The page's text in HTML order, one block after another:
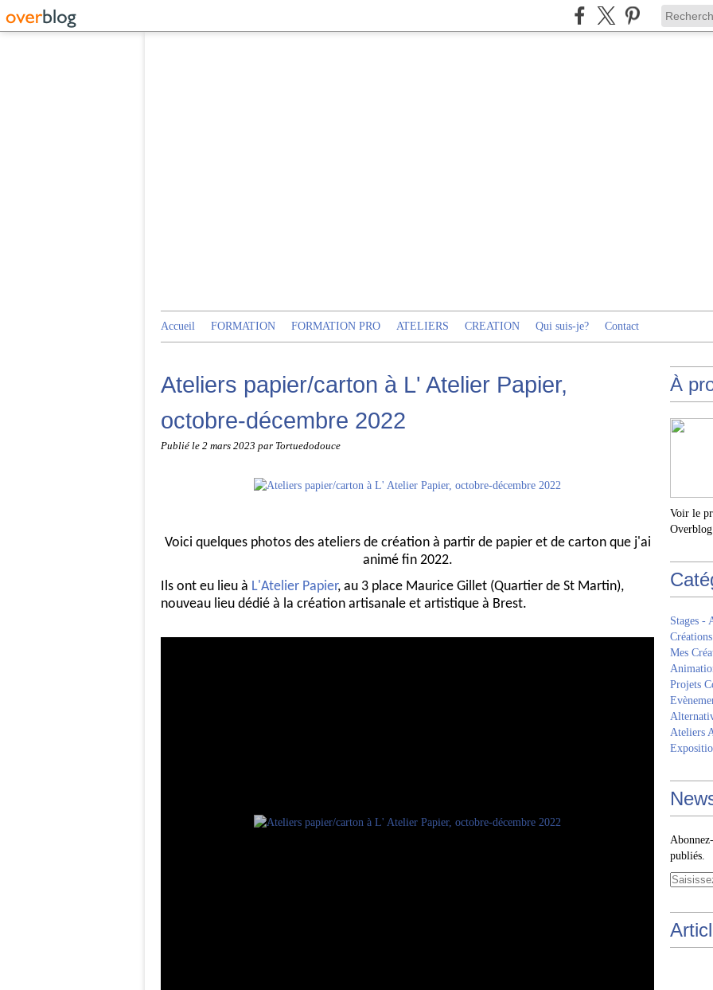
Accueil FORMATION FORMATION PRO ATELIERS CREATION Qui suis-je? Contact
Ateliers papier/carton à L' Atelier Papier,
octobre-décembre 2022
Publié le 2 mars 2023 par Tortuedodouce
Voici quelques photos des ateliers de création à partir de papier et de carton que j'ai
animé fin 2022.
Ils ont eu lieu à L'Atelier Papier, au 3 place Maurice Gillet (Quartier de St Martin),
nouveau lieu dédié à la création artisanale et artistique à Brest.
À
Voir le
Overblog
Stages -
Mes
Projets
Ateliers
publiés.